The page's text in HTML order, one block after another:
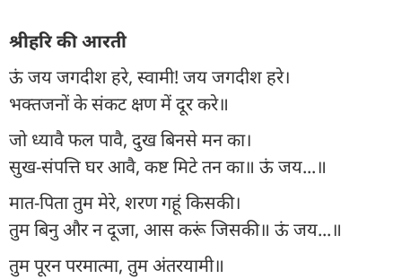
श्रीहरि की आरती
ऊं जय जगदीश हरे, स्वामी! जय जगदीश हरे।
भक्तजनों के संकट क्षण में दूर करे॥
जो ध्यावै फल पावै, दुख बिनसे मन का।
सुख-संपत्ति घर आवै, कष्ट मिटे तन का॥ ऊं जय...॥
मात-पिता तुम मेरे, शरण गहूं किसकी।
तुम बिनु और न दूजा, आस करूं जिसकी॥ ऊं जय...॥
तुम पूरन परमात्मा, तुम अंतरयामी॥